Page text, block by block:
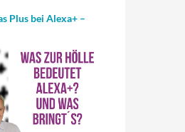
Plus bei Alexa+ –